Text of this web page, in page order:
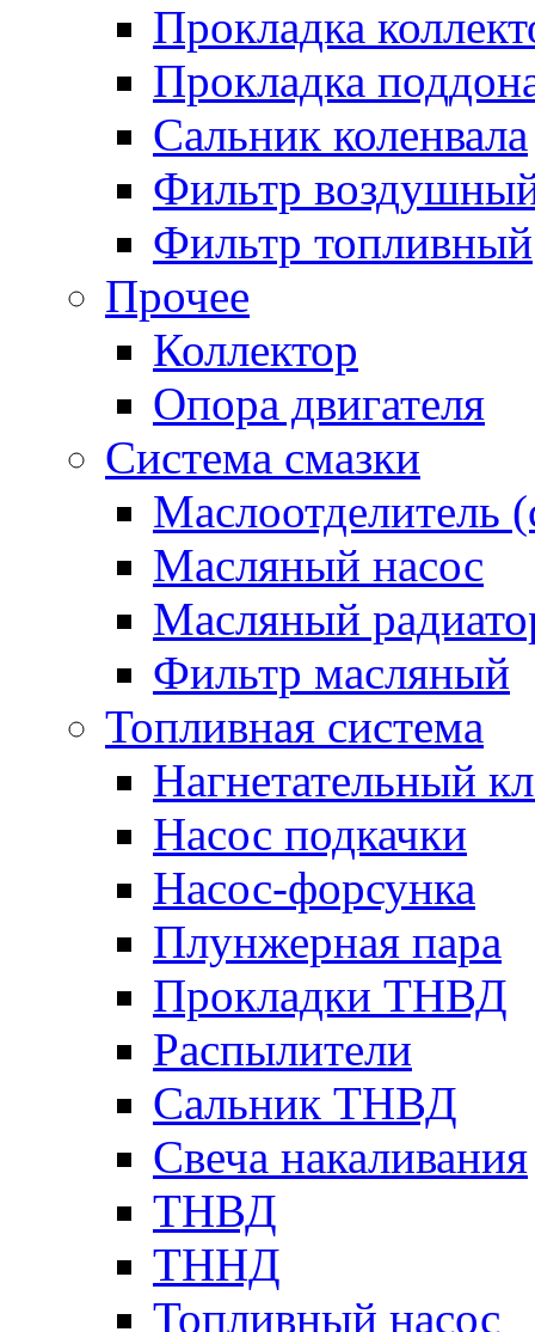
Прокладка
Прокладка
Сальник коленвала
Фильтр
Фильтр топливный
Прочее
Коллектор
Опора двигателя
Система смазки
Маслоотделитель
Масляный насос
Масляный
Фильтр масляный
Топливная система
Нагнетательный
Насос подкачки
Насос-форсунка
Плунжерная пара
Прокладки ТНВД
Распылители
Сальник ТНВД
Свеча накаливания
ТНВД
ТННД
Топливный насос